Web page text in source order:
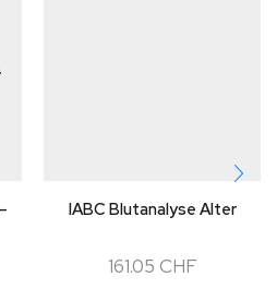
IABC Blutanalyse Alter
161.05 CHF